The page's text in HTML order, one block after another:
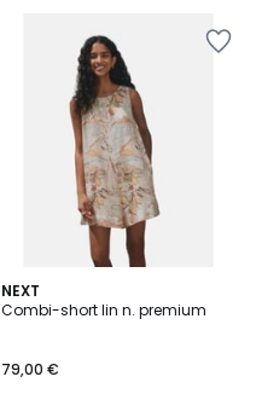
NEXT
Combi-short lin n. premium
79,00 €